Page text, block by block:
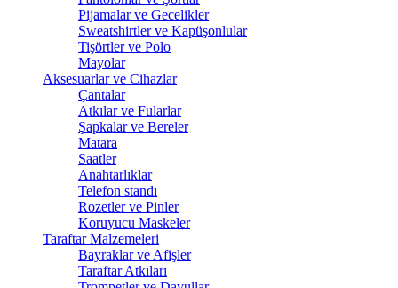
Pijamalar ve Gecelikler
Sweatshirtler ve Kapüşonlular
Tişörtler ve Polo
Mayolar
Aksesuarlar ve Cihazlar
Çantalar
Atkılar ve Fularlar
Şapkalar ve Bereler
Matara
Saatler
Anahtarlıklar
Telefon standı
Rozetler ve Pinler
Koruyucu Maskeler
Taraftar Malzemeleri
Bayraklar ve Afişler
Taraftar Atkıları